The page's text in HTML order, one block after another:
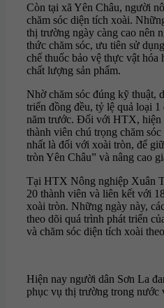
Còn tại xã Yên Châu, người
chăm sóc diện tích xoài.
thị trường ngày càng cao nên
thức chăm sóc, ưu tiên sử
chế thuốc bảo vệ thực vật hóa
chất lượng sản phẩm.
Nhờ chăm sóc đúng kỹ thuật,
triển đồng đều, tỷ lệ quả loại
năm trước. Đối với HTX, hiện
thành viên chú trọng chăm
nhất là đối với xoài tròn, để
tròn Yên Châu” và nâng cao
Tại HTX Nông nghiệp Xuân
20 thành viên và liên kết với
xoài tròn. Những ngày này,
theo dõi quá trình phát triển
và chăm sóc diện tích xoài
Hiện nay người dân Sơn La
phục vụ thị trường trong nước